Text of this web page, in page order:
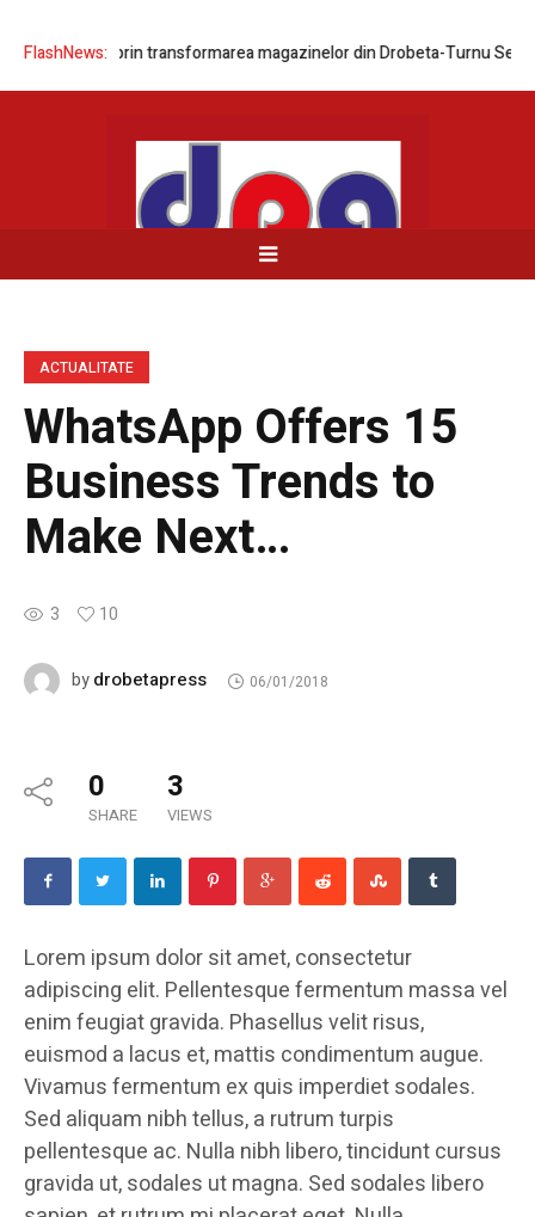
FlashNews:
rețelei prin transformarea magazinelor din Drobeta-Turnu Severin și
ACTUALITATE
WhatsApp Offers 15
Business Trends to
Make Next…
3 10
bydrobetapress 06/01/2018
0
SHARE
3
VIEWS
Lorem ipsum dolor sit amet, consectetur
adipiscing elit. Pellentesque fermentum massa vel
enim feugiat gravida. Phasellus velit risus,
euismod a lacus et, mattis condimentum augue.
Vivamus fermentum ex quis imperdiet sodales.
Sed aliquam nibh tellus, a rutrum turpis
pellentesque ac. Nulla nibh libero, tincidunt cursus
gravida ut, sodales ut magna. Sed sodales libero